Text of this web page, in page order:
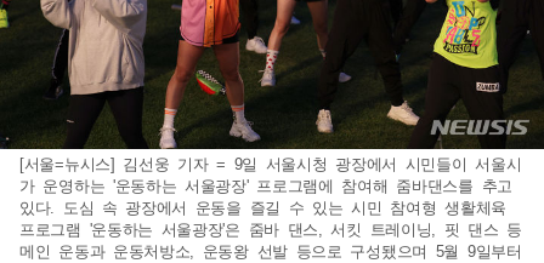
[서울=뉴시스] 김선웅 기자 = 9일 서울시청 광장에서 시민들이 서울시
가 운영하는 '운동하는 서울광장' 프로그램에 참여해 줌바댄스를 추고
있다. 도심 속 광장에서 운동을 즐길 수 있는 시민 참여형 생활체육
프로그램 '운동하는 서울광장'은 줌바 댄스, 서킷 트레이닝, 핏 댄스 등
메인 운동과 운동처방소, 운동왕 선발 등으로 구성됐으며 5월 9일부터